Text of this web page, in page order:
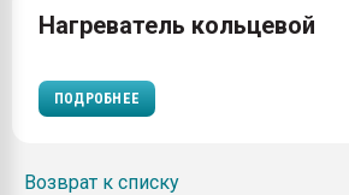
Нагреватель кольцевой
ПОДРОБНЕЕ
Возврат к списку